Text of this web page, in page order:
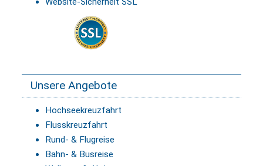
Unsere Angebote
Hochseekreuzfahrt
Flusskreuzfahrt
Rund- & Flugreise
Bahn- & Busreise